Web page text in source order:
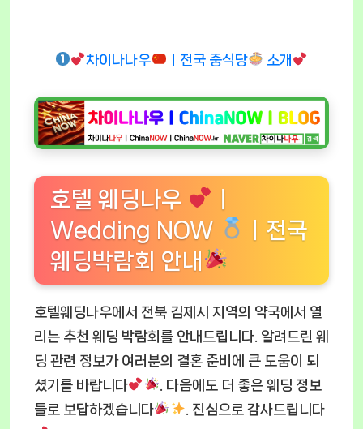
차이나나우 ㅣ전국 중식당 소개
호텔 웨딩나우
Wedding NOW
ㅣ전국
웨딩박람회 안내
호텔웨딩나우에서 전북 김제시 지역의 약국에서 열
리는 추천 웨딩 박람회를 안내드립니다. 알려드린 웨
딩 관련 정보가 여러분의 결혼 준비에 큰 도움이 되
셨기를 바랍니다
. 다음에도 더 좋은 웨딩 정보
들로 보답하겠습니다
. 진심으로 감사드립니다